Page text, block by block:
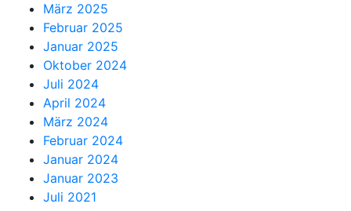
März 2025
Februar 2025
Januar 2025
Oktober 2024
Juli 2024
April 2024
März 2024
Februar 2024
Januar 2024
Januar 2023
Juli 2021